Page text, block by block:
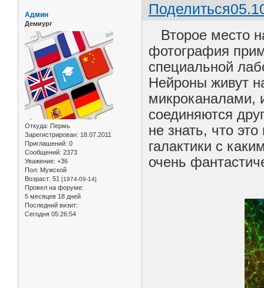
Поделиться
Админ
Демиург
Откуда: Пермь
Зарегистрирован: 18.07.2011
Приглашений: 0
Сообщений: 2373
Уважение: +36
Пол: Мужской
Возраст: 51 [1974-09-14]
Провел на форуме:
5 месяцев 18 дней
Последний визит:
Сегодня 05:26:54
Второе место
фотография
специальной
Нейроны живут
микроканалами,
соединяются
не знать, что
галактики с
очень